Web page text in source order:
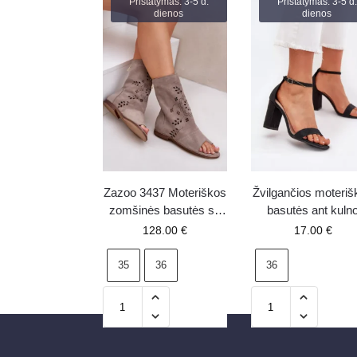
dienos
Zazoo 3437 Moteriškos
zomšinės basutės su
aulu ir užtrauktuku,
128.00 €
35 36
dienos
Žvilgančios
basutės ant
Kavina juodos
17.00 €
36